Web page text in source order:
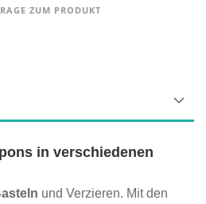
ZUM PRODUKT
in verschiedenen
und Verzieren. Mit den